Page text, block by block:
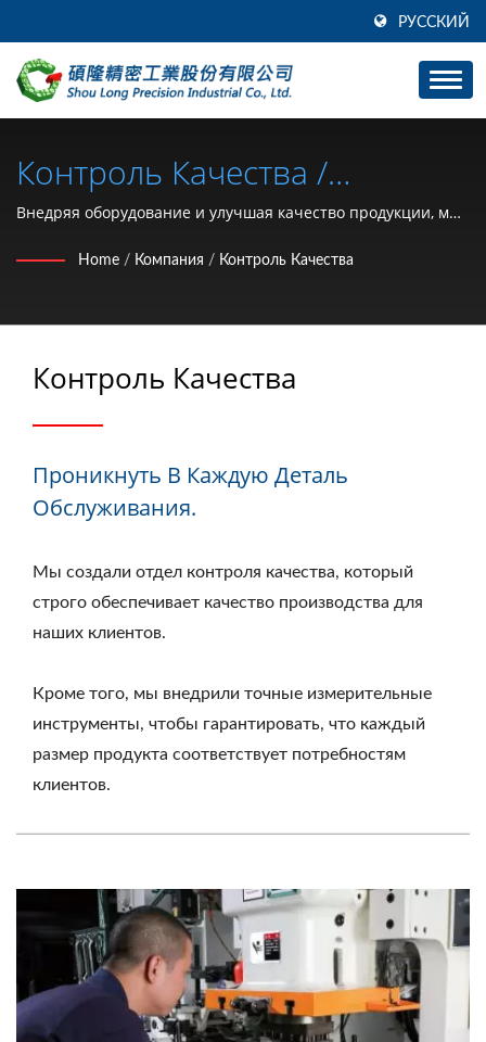
РУССКИЙ
Контроль Качества /
Производитель
Автомобильных И
С, Шайба, Гайка С
Фиксацией, Клипса,
Стопорное Кольцо, Штифт) С
1991 Года | SHOU LONG
Внедряя оборудование и улучшая качество продукции, мы
разработки инструментов и производительность, чем у
Home / Компания / Контроль Качества
Контроль Качества
Проникнуть В Каждую Деталь
Обслуживания.
Мы создали отдел контроля качества, который
строго обеспечивает качество производства для
наших клиентов.
Кроме того, мы внедрили точные измерительные
инструменты, чтобы гарантировать, что каждый
размер продукта соответствует потребностям
клиентов.